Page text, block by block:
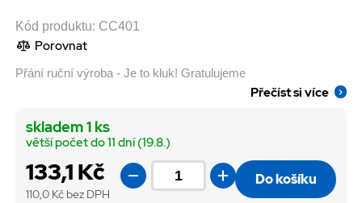
Kód produktu: CC401
Porovnat
Přání ruční výroba - Je to kluk! Gratulujeme
Přečíst si více
133,1 Kč
110,0 Kč bez DPH
skladem 1 ks
větší počet do 11 dní (19.8.)
Do košíku